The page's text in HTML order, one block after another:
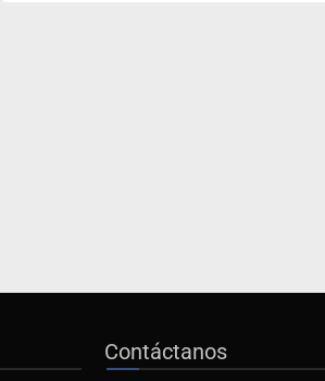
Contáctanos